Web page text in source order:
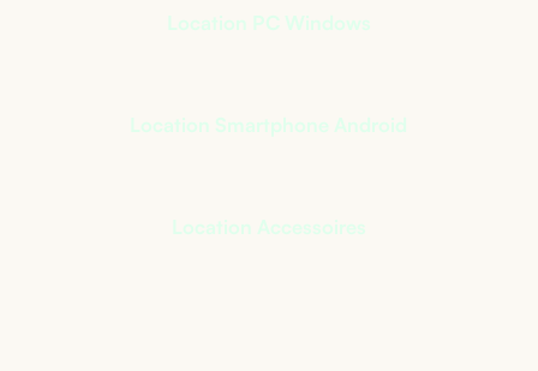
Location PC Windows
Location Smartphone Android
Location Accessoires